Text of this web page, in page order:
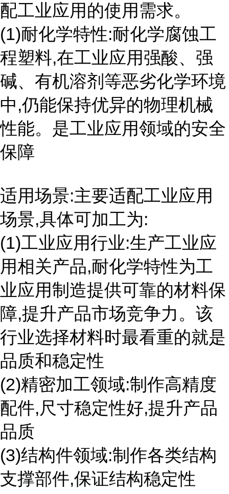
配工业应用的使用需求。
(1)耐化学特性:耐化学腐蚀工
程塑料,在工业应用强酸、强
碱、有机溶剂等恶劣化学环境
中,仍能保持优异的物理机械
性能。是工业应用领域的安全
保障
适用场景:主要适配工业应用
场景,具体可加工为:
(1)工业应用行业:生产工业应
用相关产品,耐化学特性为工
业应用制造提供可靠的材料保
障,提升产品市场竞争力。该
行业选择材料时最看重的就是
品质和稳定性
(2)精密加工领域:制作高精度
配件,尺寸稳定性好,提升产品
品质
(3)结构件领域:制作各类结构
支撑部件,保证结构稳定性